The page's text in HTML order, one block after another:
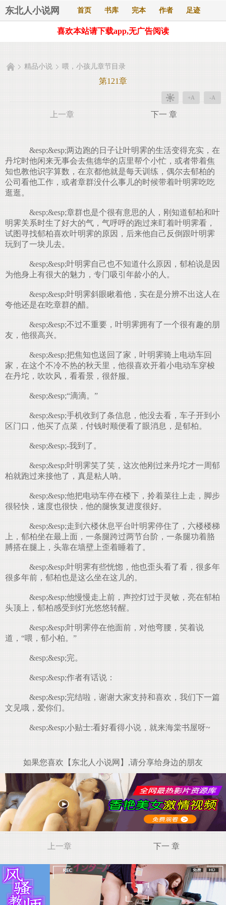
东北人小说网 首页 书库 完本 作者 足迹
喜欢本站请下载app,无广告阅读
精品小说 喂，小孩儿章节目录
第121章
+A -A
上一章 下一 章
&esp;&esp;两边跑的日子让叶明霁的生活变得充实，在
丹坨时他闲来无事会去焦德华的店里帮个小忙，或者带着焦
知也教他识字算数，在京都他就是每天训练，偶尔去郁柏的
公司看他工作，或者章群没什么事儿的时候带着叶明霁吃吃
逛逛。
&esp;&esp;章群也是个很有意思的人，刚知道郁柏和叶
明霁关系时生了好大的气，气呼呼的跑过来盯着叶明霁看，
试图寻找郁柏喜欢叶明霁的原因，后来他自己反倒跟叶明霁
玩到了一块儿去。
&esp;&esp;叶明霁自己也不知道什么原因，郁柏说是因
为他身上有很大的魅力，专门吸引年龄小的人。
&esp;&esp;叶明霁斜眼瞅着他，实在是分辨不出这人在
夸他还是在吃章群的醋。
&esp;&esp;不过不重要，叶明霁拥有了一个很有趣的朋
友，他很高兴。
&esp;&esp;把焦知也送回了家，叶明霁骑上电动车回
家，在这个不冷不热的秋天里，他很喜欢开着小电动车穿梭
在丹坨，吹吹风，看看景，很舒服。
&esp;&esp;“滴滴。”
&esp;&esp;手机收到了条信息，他没去看，车子开到小
区门口，他买了点菜，付钱时顺便看了眼消息，是郁柏。
&esp;&esp;-我到了。
&esp;&esp;叶明霁笑了笑，这次他刚过来丹坨才一周郁
柏就跑过来接他了，真是粘人呐。
&esp;&esp;他把电动车停在楼下，拎着菜往上走，脚步
很轻快，速度也很快，他的腿恢复进度很好。
&esp;&esp;走到六楼休息平台叶明霁停住了，六楼楼梯
上，郁柏坐在最上面，一条腿跨过两节台阶，一条腿功着胳
膊搭在腿上，头靠在墙壁上歪着睡着了。
&esp;&esp;叶明霁有些恍惚，他也歪头看了看，很多年
很多年前，郁柏也是这么坐在这儿的。
&esp;&esp;他慢慢走上前，声控灯过于灵敏，亮在郁柏
头顶上，郁柏感受到灯光悠悠转醒。
&esp;&esp;叶明霁停在他面前，对他弯腰，笑着说
道，“喂，郁小柏。”
&esp;&esp;完。
&esp;&esp;作者有话说：
&esp;&esp;完结啦，谢谢大家支持和喜欢，我们下一篇
文见哦，爱你们。
&esp;&esp;小贴士:看好看得小说，就来海棠书屋呀~
如果您喜欢【东北人小说网】,请分享给身边的朋友
上一章 下一 章